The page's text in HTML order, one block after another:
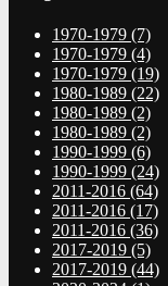
1970-1979 (7)
1970-1979 (4)
1970-1979 (19)
1980-1989 (22)
1980-1989 (2)
1980-1989 (2)
1990-1999 (6)
1990-1999 (24)
2011-2016 (64)
2011-2016 (17)
2011-2016 (36)
2017-2019 (5)
2017-2019 (44)